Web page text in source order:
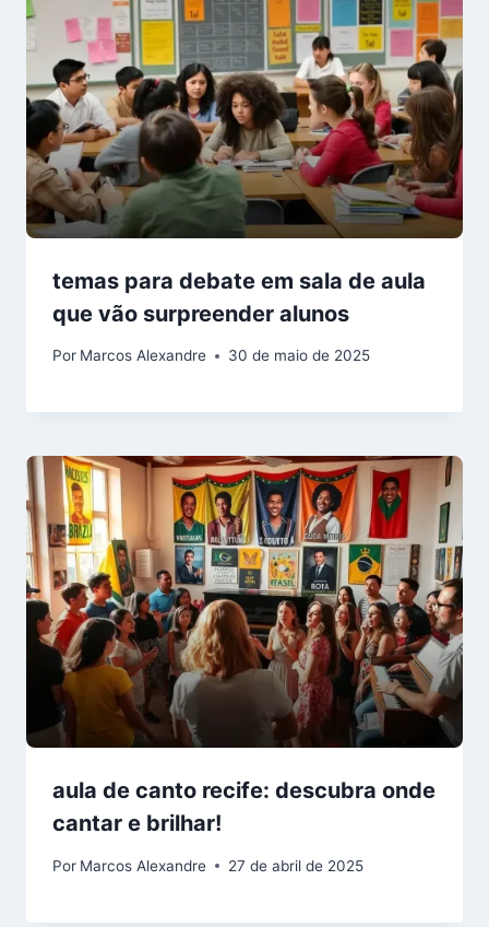
temas para debate em sala de aula
que vão surpreender alunos
Por Marcos Alexandre 30 de maio de 2025
aula de canto recife: descubra onde
cantar e brilhar!
Por Marcos Alexandre 27 de abril de 2025